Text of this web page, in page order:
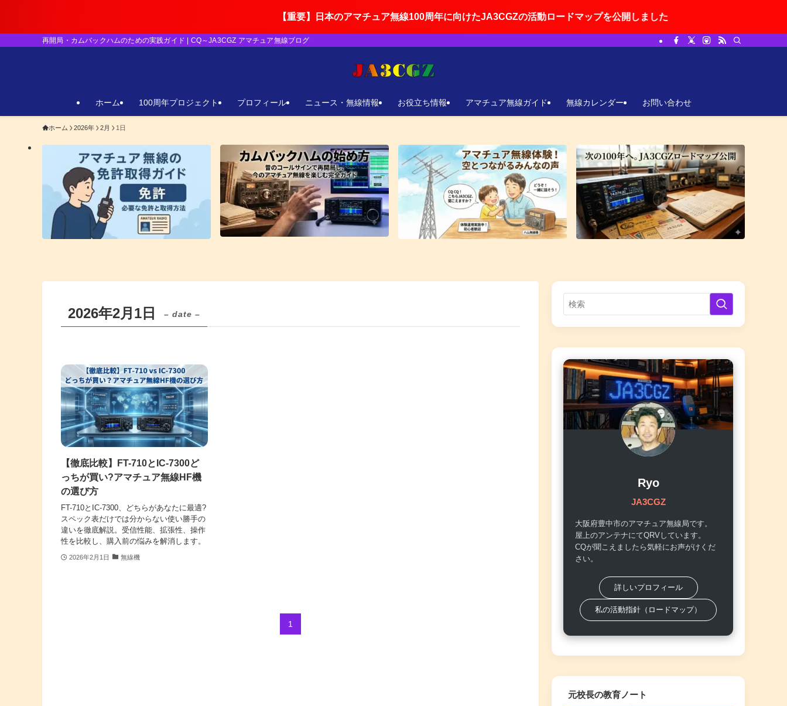
【重要】日本のアマチュア無線100周年に向けたJA3CGZの活動ロードマップを公開しました
再開局・カムバックハムのための実践ガイド | CQ～JA3CGZ アマチュア無線ブログ
ホーム 100周年プロジェクト プロフィール ニュース・無線情報 お役立ち情報 アマチュア無線ガイド 無線カレンダー お問い合わせ
ホーム 2026年 2月 1日
2026年2月1日 – date –
【徹底比較】FT-710とIC-7300ど
っちが買い?アマチュア無線HF機
の選び方
FT-710とIC-7300、どちらがあなたに最適?
スペック表だけでは分からない使い勝手の
違いを徹底解説。受信性能、拡張性、操作
性を比較し、購入前の悩みを解消します。
2026年2月1日 無線機
1
Ryo
JA3CGZ
大阪府豊中市のアマチュア無線局です。
屋上のアンテナにてQRVしています。
CQが聞こえましたら気軽にお声がけくだ
さい。
詳しいプロフィール
私の活動指針（ロードマップ）
元校長の教育ノート